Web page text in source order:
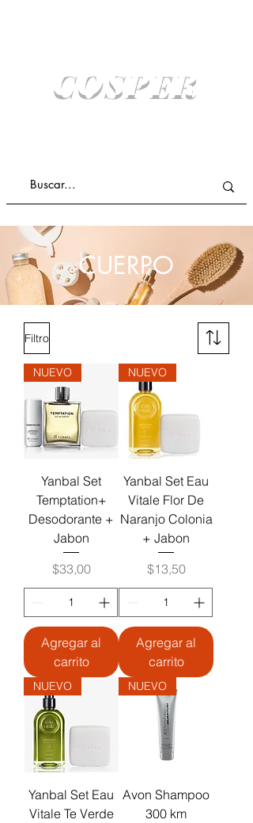
COSPER
CUERPO
Filtro
NUEVO
Yanbal Set
Temptation+
Desodorante +
Jabon
Precio
$33,00
Agregar al
carrito
NUEVO
Yanbal Set Eau
Vitale Flor De
Naranjo Colonia
+ Jabon
Precio
$13,50
Agregar al
carrito
NUEVO
Yanbal Set Eau
Vitale Te Verde
NUEVO
Avon Shampoo
300 km